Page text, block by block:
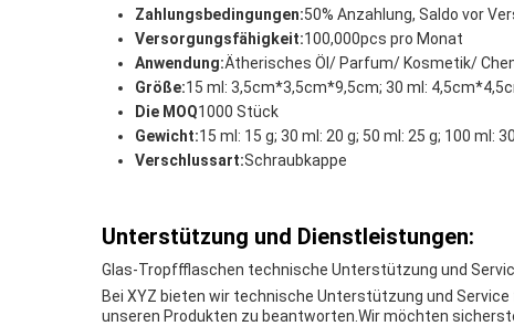
Zahlungsbedingungen:50% Anzahlung, Saldo vor
Versorgungsfähigkeit:100,000pcs pro Monat
Anwendung:Ätherisches Öl/ Parfum/ Kosmetik/
Größe:15 ml: 3,5cm*3,5cm*9,5cm; 30 ml:
Die MOQ1000 Stück
Gewicht:15 ml: 15 g; 30 ml: 20 g; 50 ml: 25 g; 100 ml:
Verschlussart:Schraubkappe
Unterstützung und Dienstleistungen:
Glas-Tropffflaschen technische Unterstützung und
Bei XYZ bieten wir technische Unterstützung und
unseren Produkten zu beantworten.Wir möchten